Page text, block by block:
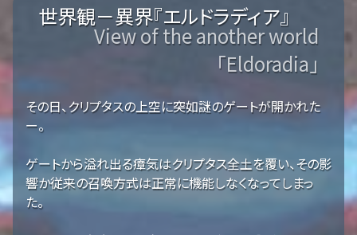
世界観－異界『エルドラディア』
View of the another world
「Eldoradia」
その日、クリプタスの上空に突如謎のゲートが開かれた
ー。
ゲートから溢れ出る瘴気はクリプタス全土を覆い、その影
響か従来の召喚方式は正常に機能しなくなってしまっ
た。